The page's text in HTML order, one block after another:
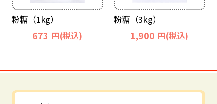
粉糖（1kg）
673 円(税込)
粉糖（3kg）
1,900 円(税込)